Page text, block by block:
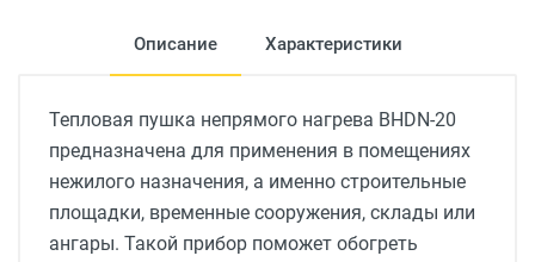
Описание Характеристики
Тепловая пушка непрямого нагрева BHDN-20
предназначена для применения в помещениях
нежилого назначения, а именно строительные
площадки, временные сооружения, склады или
ангары. Такой прибор поможет обогреть